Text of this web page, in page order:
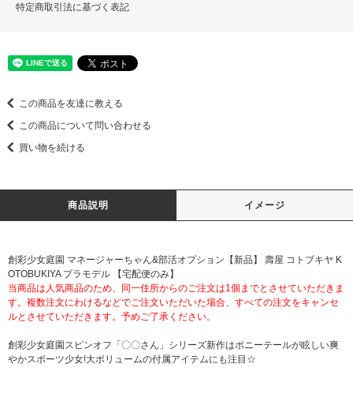
特定商取引法に基づく表記
この商品を友達に教える
この商品について問い合わせる
買い物を続ける
商品説明 イメージ
創彩少女庭園 マネージャーちゃん&部活オプション【新品】 壽屋 コトブキヤ K
OTOBUKIYA プラモデル 【宅配便のみ】
当商品は人気商品のため、同一住所からのご注文は1個までとさせていただきま
す。複数注文にわけるなどでご注文いただいた場合、すべての注文をキャンセ
ルとさせていただきます。予めご了承ください。
創彩少女庭園スピンオフ「〇〇さん」シリーズ新作はポニーテールが眩しい爽
やかスポーツ少女!大ボリュームの付属アイテムにも注目☆